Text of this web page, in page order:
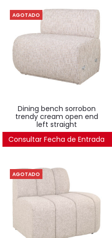
AGOTADO
dining bench sorrobon
trendy cream open end
left straight
1.895€
Consultar Fecha de Entrada
AGOTADO